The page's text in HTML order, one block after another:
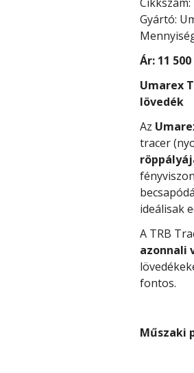
Gyártó:
Ár: 11
Umarex
lövedék
Az
tracer
ideálisak
A TRB
azonnali
fontos.
Műszaki